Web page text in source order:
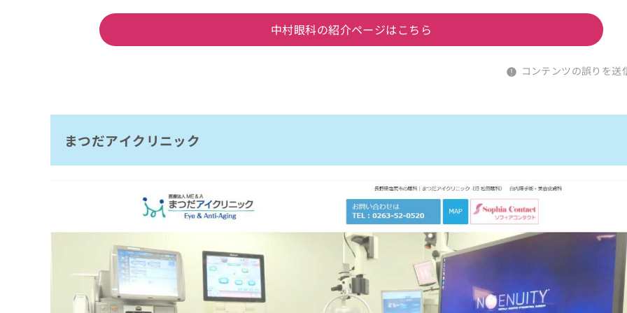
中村眼科の紹介ページはこちら
コンテンツの誤りを送
まつだアイクリニック